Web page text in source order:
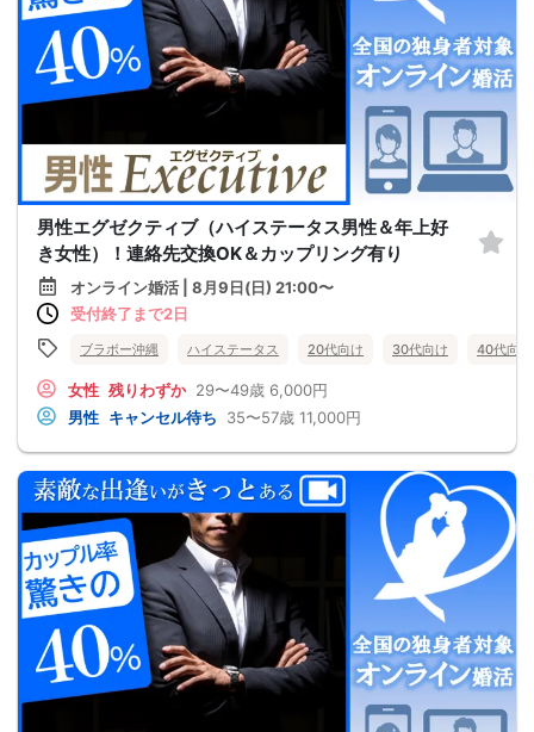
男性エグゼクティブ（ハイステータス男性＆年上好
き女性）！連絡先交換OK＆カップリング有り
オンライン婚活 | 8月9日(日) 21:00〜
受付終了まで2日
ブラボー沖縄 ハイステータス 20代向け 30代向け 40代向け
女性 残りわずか 29〜49歳 6,000円
男性 キャンセル待ち 35〜57歳 11,000円